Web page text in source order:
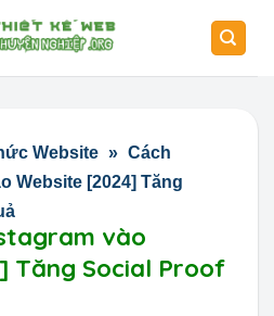
Website » Cách
Website [2024] Tăng
vào
Tăng Social Proof